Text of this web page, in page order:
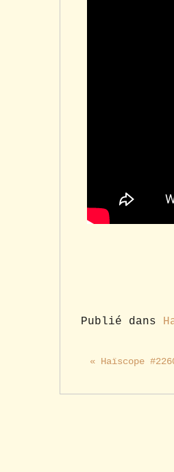
Publié dans
« Haïscope